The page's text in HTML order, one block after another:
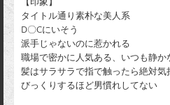
【印象】
タイトル通り素朴な美人系
D〇Cにいそう
派手じゃないのに惹かれる
職場で密かに人気ある、いつも静か
髪はサラサラで指で触ったら絶対気
びっくりするほど男慣れしてない